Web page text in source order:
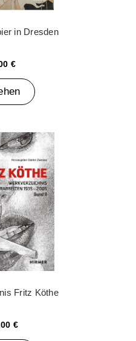
in Dresden
€
Fritz Köthe
€